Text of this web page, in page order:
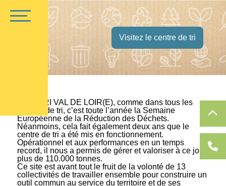
Visitez le centre de tri
Chez TRI VAL DE LOIR(E), comme dans tous les
centres de tri, c’est toute l’année la Semaine
Européenne de la Réduction des Déchets.
Néanmoins, cela fait également deux ans que le
centre de tri a été mis en fonctionnement.
Opérationnel et aux performances en un temps
record, il nous a permis de gérer et valoriser à ce jour
plus de 110.000 tonnes.
Ce site est avant tout le fruit de la volonté de 13
collectivités de travailler ensemble pour construire un
outil commun au service du territoire et de ses